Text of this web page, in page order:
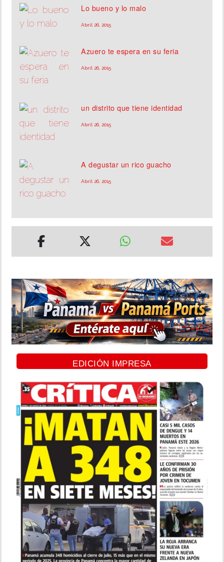
Lo bueno y lo malo
Abril 26, 2015
Azuero te espera en su feria
Abril 26, 2015
un distrito que tiene identidad
Abril 26, 2015
A degustar un rico guacho
Abril 26, 2015
EDICIÓN IMPRESA